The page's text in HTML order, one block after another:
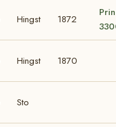
Hingst 1872
Hingst 1870
Sto